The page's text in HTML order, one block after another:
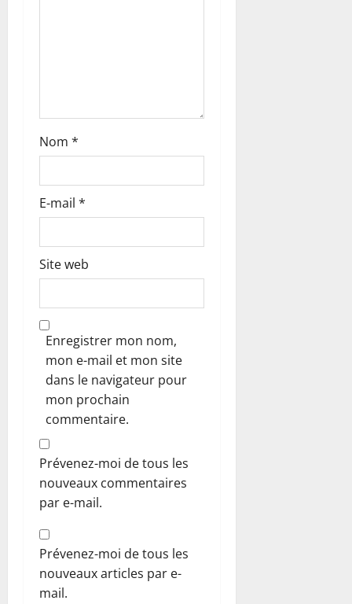
c
l
e
Nom *
E-mail *
Site web
Enregistrer mon nom,
mon e-mail et mon site
dans le navigateur pour
mon prochain
commentaire.
Prévenez-moi de tous les
nouveaux commentaires
par e-mail.
Prévenez-moi de tous les
nouveaux articles par e-
mail.